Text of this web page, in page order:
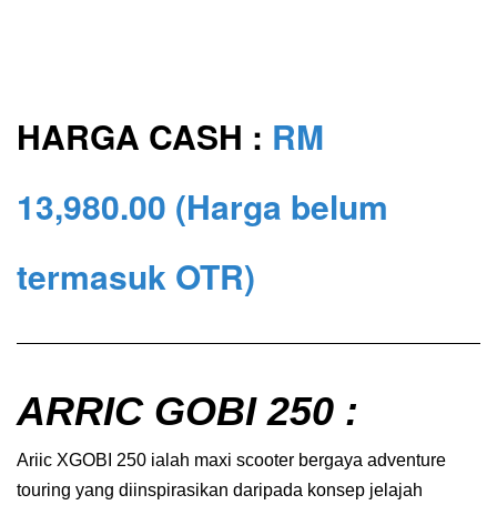
HARGA CASH : RM
13,980.00 (Harga belum
termasuk OTR)
ARRIC GOBI 250 :
Ariic XGOBI 250 ialah maxi scooter bergaya adventure
touring yang diinspirasikan daripada konsep jelajah